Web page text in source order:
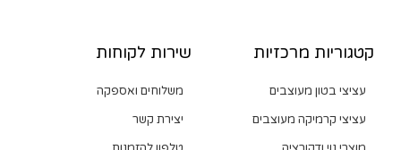
קטגוריות מרכזיות
עציצי בטון מעוצבים
עציצי קרמיקה מעוצבים
שירות לקוחות
משלוחים ואספקה
יצירת קשר